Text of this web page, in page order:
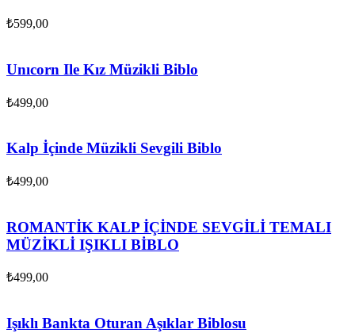
₺599,00
Unıcorn Ile Kız Müzikli Biblo
₺499,00
Kalp İçinde Müzikli Sevgili Biblo
₺499,00
ROMANTİK KALP İÇİNDE SEVGİLİ TEMALI
MÜZİKLİ IŞIKLI BİBLO
₺499,00
Işıklı Bankta Oturan Aşıklar Biblosu